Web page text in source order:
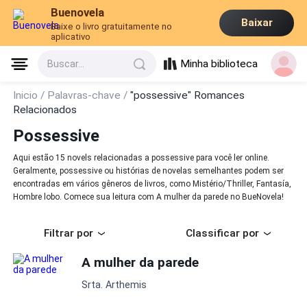
Buenovela
Baixe o livro gratuitamente no
aplicativo
Baixar
Buscar... Minha biblioteca
Inicio / Palavras-chave /"possessive" Romances
Relacionados
Possessive
Aqui estão 15 novels relacionadas a possessive para você ler online.
Geralmente, possessive ou histórias de novelas semelhantes podem ser
encontradas em vários gêneros de livros, como Mistério/Thriller, Fantasía,
Hombre lobo. Comece sua leitura com A mulher da parede no BueNovela!
Filtrar por Classificar por
A mulher da parede
Srta. Arthemis